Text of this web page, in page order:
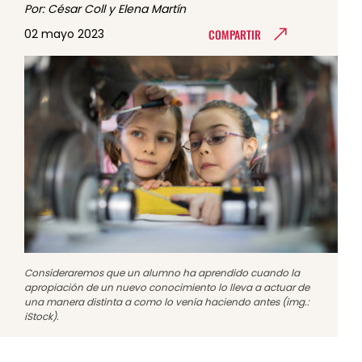
Por: César Coll y Elena Martín
02 mayo 2023
COMPARTIR
Consideraremos que un alumno ha aprendido cuando la
apropiación de un nuevo conocimiento lo lleva a actuar de
una manera distinta a como lo venía haciendo antes (img.:
iStock).